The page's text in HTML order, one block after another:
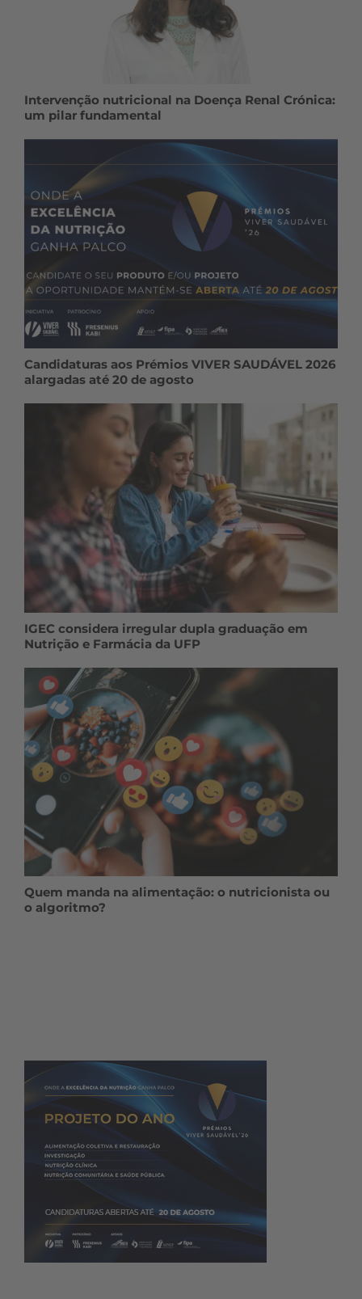
Intervenção nutricional na Doença Renal Crónica:
um pilar fundamental
Candidaturas aos Prémios VIVER SAUDÁVEL 2026
alargadas até 20 de agosto
IGEC considera irregular dupla graduação em
Nutrição e Farmácia da UFP
Quem manda na alimentação: o nutricionista ou
o algoritmo?